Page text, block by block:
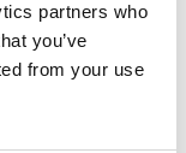
partners who
you’ve
from your use